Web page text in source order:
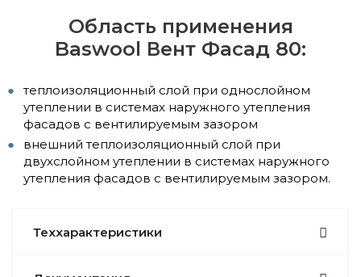
Область применения
Baswool Вент Фасад 80:
теплоизоляционный слой при однослойном
утеплении в системах наружного утепления
фасадов с вентилируемым зазором
внешний теплоизоляционный слой при
двухслойном утеплении в системах наружного
утепления фасадов с вентилируемым зазором.
Теххарактеристики